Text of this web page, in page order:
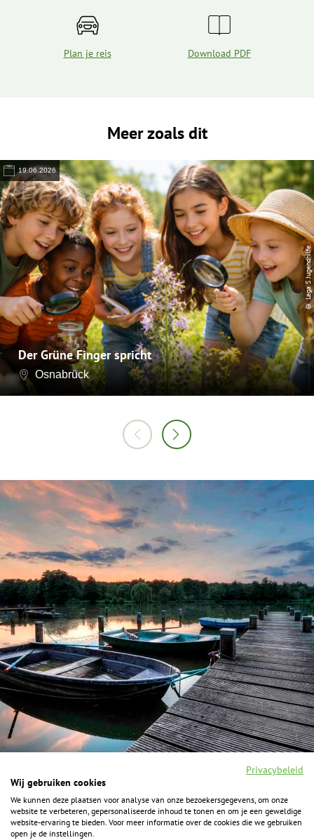
Plan je reis Download PDF
Meer zoals dit
19.06.2026
Der Grüne Finger spricht
Osnabrück
© Lega S Jugendhilfe
F
a
c
I
n
s
Y
o
u
P
i
n
Privacybeleid
Wij gebruiken cookies
We kunnen deze plaatsen voor analyse van onze bezoekersgegevens, om onze
website te verbeteren, gepersonaliseerde inhoud te tonen en om je een geweldige
website-ervaring te bieden. Voor meer informatie over de cookies die we gebruiken
open je de instellingen.